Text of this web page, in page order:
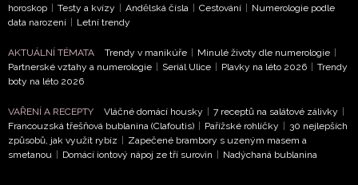
NEWSLETTER
ODESLAT
podmínkami společnosti BurdaMedia Extra s.r.o.a
potvrzujete, že jste se seznámili seZásadami
ochrany soukromí- BurdaMedia Extra s.r.o. bude s
horoskop | Testy a kvízy | Andělská čísla | Cestování | Numerologie podle
data narození | Letní trendy
AKTUÁLNÍ TÉMATA Trendy v manikúře | Minulé životy dle numerologie |
Partnerské vztahy a numerologie | Seriál Ulice | Plavky na léto 2026 | Trendy
boty na léto 2026
VAŘENÍ A RECEPTY Vláčné domácí housky | 7 receptů na salátové zálivky |
Francouzská třešňová bublanina (Clafoutis) | Pařížské rohlíčky | 30 nejlepších
způsobů, jak využít rybíz | Zapečené brambory s uzeným masem a
smetanou | Domácí iontový nápoj ze tří surovin | Nadýchaná bublanina